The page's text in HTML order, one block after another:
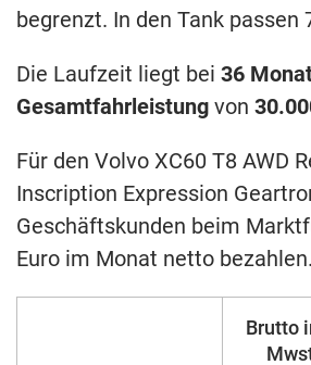
begrenzt. In den Tank passen
Die Laufzeit liegt bei 36
Gesamtfahrleistung von
Für den Volvo XC60 T8 AWD
Inscription Expression
Geschäftskunden beim
Euro im Monat netto bezahlen.
Brutto